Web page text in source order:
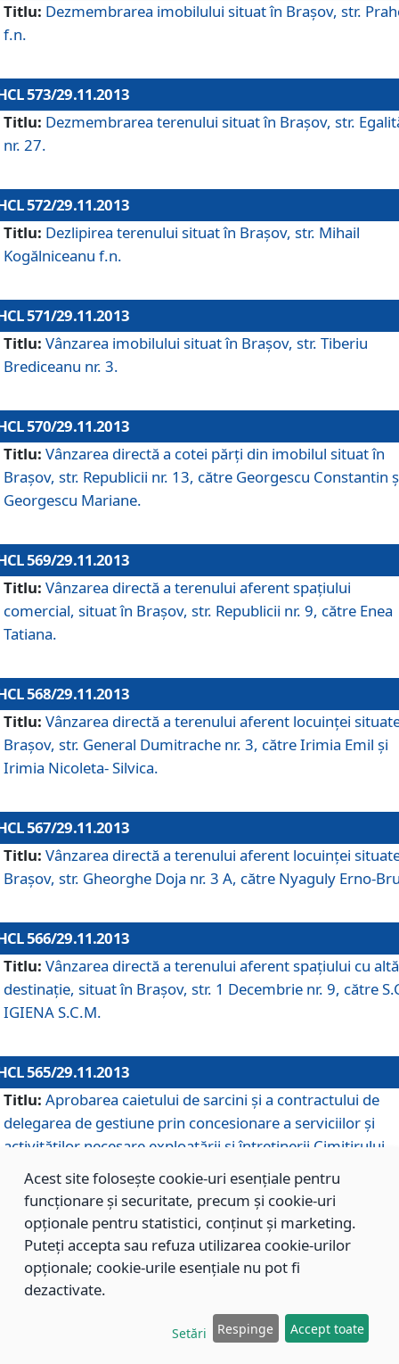
Titlu: Dezmembrarea imobilului situat în Braşov, str.
f.n.
573/29.11.2013
Titlu: Dezmembrarea terenului situat în Braşov, str.
nr. 27.
572/29.11.2013
Titlu: Dezlipirea terenului situat în Braşov, str. Mihail
Kogălniceanu f.n.
571/29.11.2013
Titlu: Vânzarea imobilului situat în Braşov, str. Tiberiu
Brediceanu nr. 3.
570/29.11.2013
Titlu: Vânzarea directă a cotei părţi din imobilul situat în
Braşov, str. Republicii nr. 13, către Georgescu Constantin
Georgescu Mariane.
569/29.11.2013
Titlu: Vânzarea directă a terenului aferent spaţiului
comercial, situat în Braşov, str. Republicii nr. 9, către Enea
Tatiana.
568/29.11.2013
Titlu: Vânzarea directă a terenului aferent locuinţei
Braşov, str. General Dumitrache nr. 3, către Irimia Emil şi
Irimia Nicoleta- Silvica.
567/29.11.2013
Titlu: Vânzarea directă a terenului aferent locuinţei
Braşov, str. Gheorghe Doja nr. 3 A, către Nyaguly Erno-
566/29.11.2013
Titlu: Vânzarea directă a terenului aferent spaţiului cu altă
destinaţie, situat în Braşov, str. 1 Decembrie nr. 9, către
IGIENA S.C.M.
565/29.11.2013
Titlu: Aprobarea caietului de sarcini şi a contractului de
delegarea de gestiune prin concesionare a serviciilor şi
activităţilor necesare exploatării şi întreţinerii Cimitirului
Municipal Braşov situat în str. Dimitrie Anghel nr. 19.
564/29.11.2013
Titlu: Completarea şi modificarea H.C.L. nr. 446/2013,
care s-a aprobat studiul de fundamentare pentru
Acest site folosește cookie-uri esențiale pentru
funcționare și securitate, precum și cookie-uri
opționale pentru statistici, conținut și marketing.
Puteți accepta sau refuza utilizarea cookie-urilor
opționale; cookie-urile esențiale nu pot fi
dezactivate.
Setări Respinge Accept toate